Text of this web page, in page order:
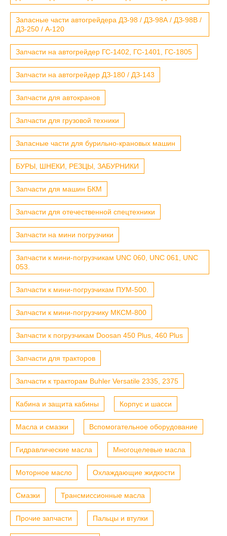
Запасные части автогрейдера ДЗ-98 / ДЗ-98А / ДЗ-98В /
ДЗ-250 / А-120
Запчасти на автогрейдер ГС-1402, ГС-1401, ГС-1805
Запчасти на автогрейдер ДЗ-180 / ДЗ-143
Запчасти для автокранов
Запчасти для грузовой техники
Запасные части для бурильно-крановых машин
БУРЫ, ШНЕКИ, РЕЗЦЫ, ЗАБУРНИКИ
Запчасти для машин БКМ
Запчасти для отечественной спецтехники
Запчасти на мини погрузчики
Запчасти к мини-погрузчикам UNC 060, UNC 061, UNC
053.
Запчасти к мини-погрузчикам ПУМ-500.
Запчасти к мини-погрузчику МКСМ-800
Запчасти к погрузчикам Doosan 450 Plus, 460 Plus
Запчасти для тракторов
Запчасти к тракторам Buhler Versatile 2335, 2375
Кабина и защита кабины Корпус и шасси
Масла и смазки Вспомогательное оборудование
Гидравлические масла Многоцелевые масла
Моторное масло Охлаждающие жидкости
Смазки Трансмиссионные масла
Прочие запчасти Пальцы и втулки